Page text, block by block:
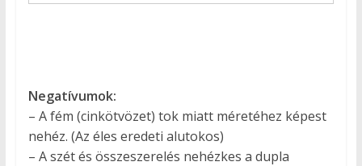
Negatívumok:
– A fém (cinkötvözet) tok miatt méretéhez képest
nehéz. (Az éles eredeti alutokos)
– A szét és összeszerelés nehézkes a dupla